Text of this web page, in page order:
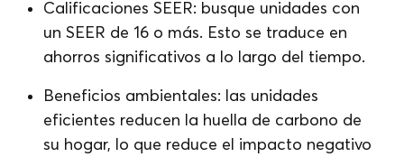
Calificaciones SEER: busque unidades con
un SEER de 16 o más. Esto se traduce en
ahorros significativos a lo largo del tiempo.
Beneficios ambientales: las unidades
eficientes reducen la huella de carbono de
su hogar, lo que reduce el impacto negativo